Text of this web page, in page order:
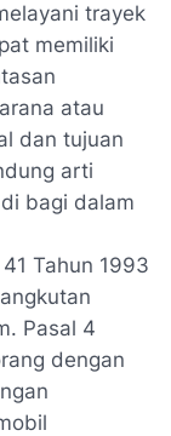
trayek
memiliki
atau
dan tujuan
arti
bagi dalam
Tahun 1993
Pasal 4
dengan